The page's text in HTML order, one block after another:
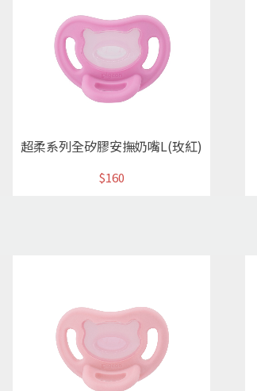
超柔系列全矽膠安撫奶嘴L(玫紅)
$160